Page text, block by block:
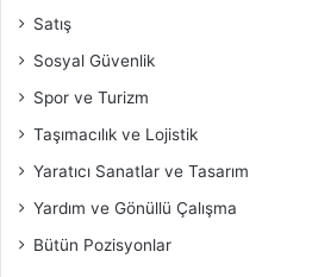
Satış
Sosyal Güvenlik
Spor ve Turizm
Taşımacılık ve Lojistik
Yaratıcı Sanatlar ve Tasarım
Yardım ve Gönüllü Çalışma
Bütün Pozisyonlar